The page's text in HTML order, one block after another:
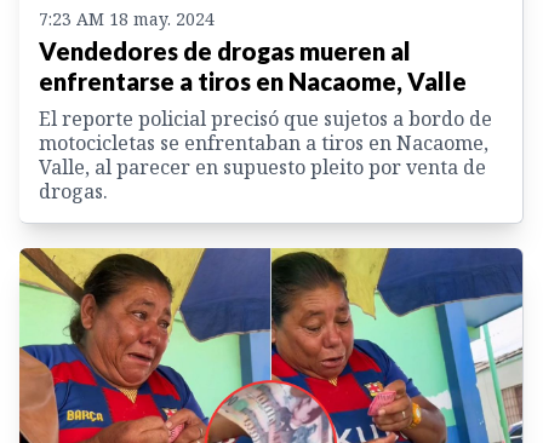
7:23 AM 18 may. 2024
Vendedores de drogas mueren al
enfrentarse a tiros en Nacaome, Valle
El reporte policial precisó que sujetos a bordo de
motocicletas se enfrentaban a tiros en Nacaome,
Valle, al parecer en supuesto pleito por venta de
drogas.